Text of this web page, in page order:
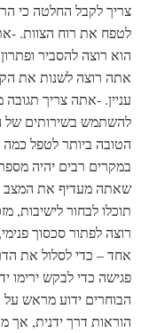
צריך לקבל החלטה כי
לטפח את רוח הצוות. -
הוא רוצה להסביר
אתה רוצה לשנות את
עניין. -אתה צריך
להשתמש בשירותים של
הטובה ביותר לטפל
במקרים רבים יהיה
שאתה מעדיף את המצב
תוכלו לבחור לישיבות,
רוצה לפתור סכסוך
אחד – כדי לסלול את
פגישה כדי לבקש ירימו
הבוחרים ידוע מראש
הוראות דרך ידנית, אך